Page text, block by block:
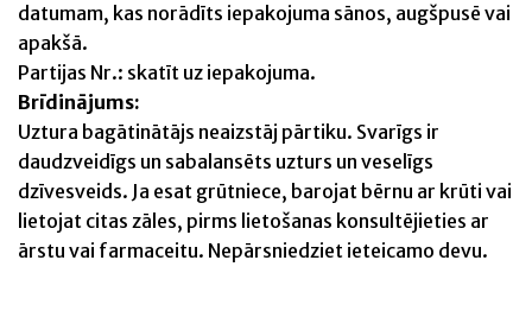
datumam, kas norādīts iepakojuma sānos, augšpusē vai
apakšā.
Partijas Nr.: skatīt uz iepakojuma.
Brīdinājums:
Uztura bagātinātājs neaizstāj pārtiku. Svarīgs ir
daudzveidīgs un sabalansēts uzturs un veselīgs
dzīvesveids. Ja esat grūtniece, barojat bērnu ar krūti vai
lietojat citas zāles, pirms lietošanas konsultējieties ar
ārstu vai farmaceitu. Nepārsniedziet ieteicamo devu.